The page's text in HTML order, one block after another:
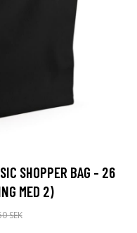
SHOPPER BAG - 26
MED 2)
SEK